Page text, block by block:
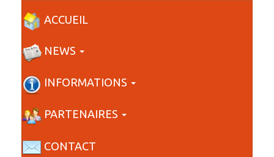
ACCUEIL
NEWS
INFORMATIONS
PARTENAIRES
CONTACT